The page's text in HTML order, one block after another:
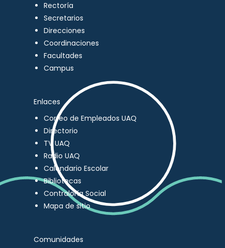
Rectoría
Secretarios
Direcciones
Coordinaciones
Facultades
Campus
Enlaces
Correo de Empleados UAQ
Directorio
TV UAQ
Radio UAQ
Calendario Escolar
Bibliotecas
Contraloría Social
Mapa de sitio
Comunidades